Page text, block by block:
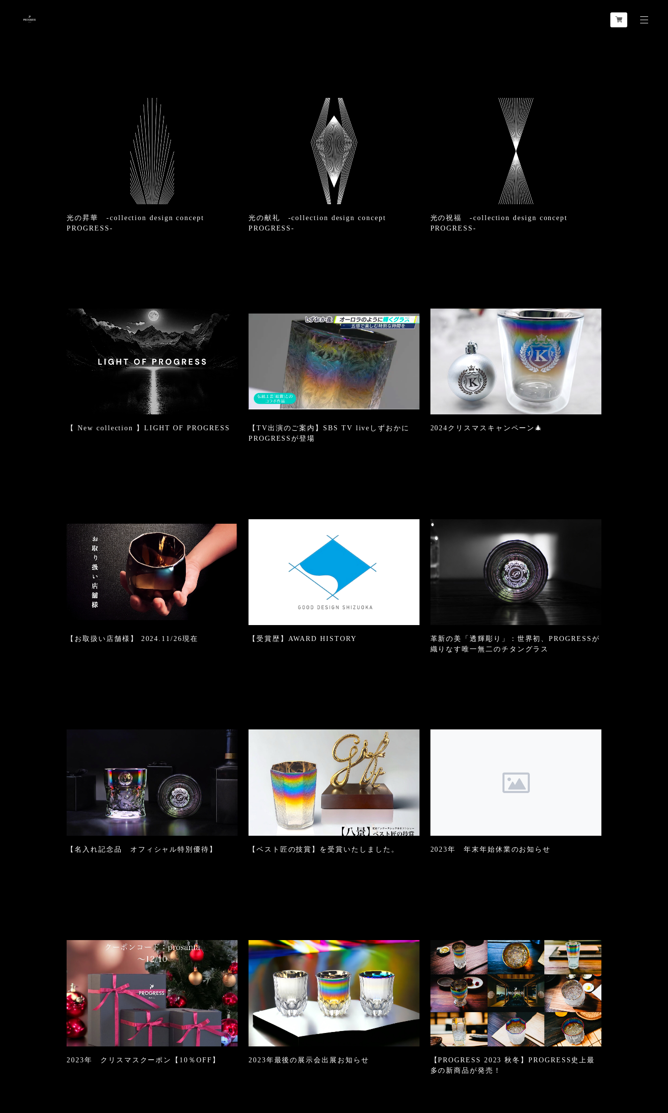
光の昇華 -collection design concept
PROGRESS-
光の献礼 -collection design concept
PROGRESS-
光の祝福 -collection design concept
PROGRESS-
【 New collection 】LIGHT OF PROGRESS
【TV出演のご案内】SBS TV liveしずおかに
PROGRESSが登場
2024クリスマスキャンペーン🎄
【お取扱い店舗様】 2024.11/26現在 【受賞歴】AWARD HISTORY
革新の美「透輝彫り」：世界初、PROGRESSが
織りなす唯一無二のチタングラス
【名入れ記念品 オフィシャル特別優待】 【ベスト匠の技賞】を受賞いたしました。 2023年 年末年始休業のお知らせ
2023年 クリスマスクーポン【10％OFF】 2023年最後の展示会出展お知らせ
【PROGRESS 2023 秋冬】PROGRESS史上最
多の新商品が発売！